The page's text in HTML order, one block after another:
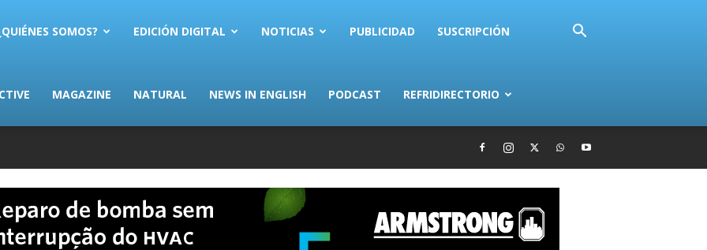
SOMOS? EDICIÓN DIGITAL NOTICIAS PUBLICIDAD SUSCRIPCIÓN
MAGAZINE NATURAL NEWS IN ENGLISH PODCAST REFRIDIRECTORIO